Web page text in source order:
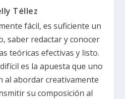
Téllez
fácil, es suficiente un
saber redactar y conocer
teóricas efectivas y listo.
es la apuesta que uno
al abordar creativamente
su composición al